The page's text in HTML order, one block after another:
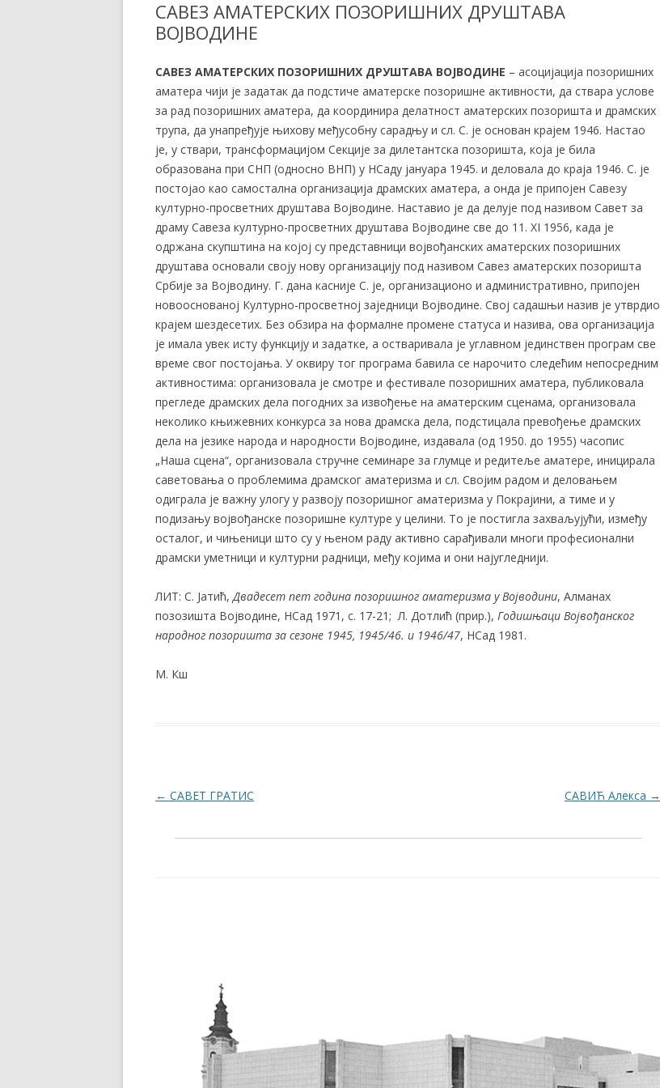
САВЕЗ АМАТЕРСКИХ ПОЗОРИШНИХ ДРУШТАВА
ВОЈВОДИНЕ
САВЕЗ АМАТЕРСКИХ ПОЗОРИШНИХ ДРУШТАВА ВОЈВОДИНЕ – асоцијација позоришних
аматера чији је задатак да подстиче аматерске позоришне активности, да ствара услове
за рад позоришних аматера, да координира делатност аматерских позоришта и драмских
трупа, да унапређује њихову међусобну сарадњу и сл. С. је основан крајем 1946. Настао
је, у ствари, трансформацијом Секције за дилетантска позоришта, која је била
образована при СНП (односно ВНП) у НСаду јануара 1945. и деловала до краја 1946. С. је
постојао као самостална организација драмских аматера, а онда је припојен Савезу
културно-просветних друштава Војводине. Наставио је да делује под називом Савет за
драму Савеза културно-просветних друштава Војводине све до 11. XI 1956, када је
одржана скупштина на којој су представници војвођанских аматерских позоришних
друштава основали своју нову организацију под називом Савез аматерских позоришта
Србије за Војводину. Г. дана касније С. је, организационо и административно, припојен
новооснованој Културно-просветној заједници Војводине. Свој садашњи назив је утврдио
крајем шездесетих. Без обзира на формалне промене статуса и назива, ова организација
је имала увек исту функцију и задатке, а остваривала је углавном јединствен програм све
време свог постојања. У оквиру тог програма бавила се нарочито следећим непосредним
активностима: организовала је смотре и фестивале позоришних аматера, публиковала
прегледе драмских дела погодних за извођење на аматерским сценама, организовала
неколико књижевних конкурса за нова драмска дела, подстицала превођење драмских
дела на језике народа и народности Војводине, издавала (од 1950. до 1955) часопис
„Наша сцена“, организовала стручне семинаре за глумце и редитеље аматере, иницирала
саветовања о проблемима драмског аматеризма и сл. Својим радом и деловањем
одиграла је важну улогу у развоју позоришног аматеризма у Покрајини, а тиме и у
подизању војвођанске позоришне културе у целини. То је постигла захваљујући, између
осталог, и чињеници што су у њеном раду активно сарађивали многи професионални
драмски уметници и културни радници, међу којима и они најугледнији.
ЛИТ: С. Јатић,Двадесет пет година позоришног аматеризма у Војводини, Алманах
позозишта Војводине, НСад 1971, с. 17-21; Л. Дотлић (прир.), Годишњаци Војвођанског
народног позоришта за сезоне 1945, 1945/46. и 1946/47, НСад 1981.
М. Кш
Post navigation
← САВЕТ ГРАТИС САВИЋ Алекса →